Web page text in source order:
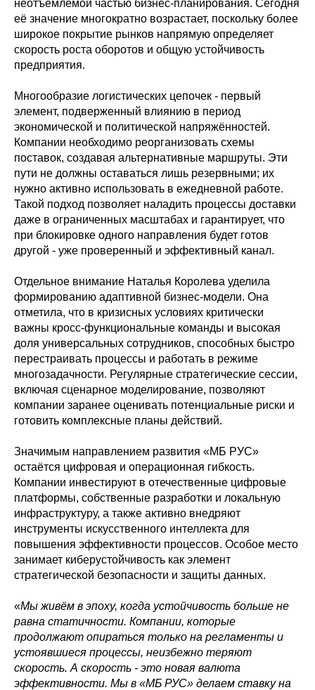
неотъемлемой частью бизнес-планирования. Сегодня
её значение многократно возрастает, поскольку более
широкое покрытие рынков напрямую определяет
скорость роста оборотов и общую устойчивость
предприятия.
Многообразие логистических цепочек - первый
элемент, подверженный влиянию в период
экономической и политической напряжённостей.
Компании необходимо реорганизовать схемы
поставок, создавая альтернативные маршруты. Эти
пути не должны оставаться лишь резервными; их
нужно активно использовать в ежедневной работе.
Такой подход позволяет наладить процессы доставки
даже в ограниченных масштабах и гарантирует, что
при блокировке одного направления будет готов
другой - уже проверенный и эффективный канал.
Отдельное внимание Наталья Королева уделила
формированию адаптивной бизнес-модели. Она
отметила, что в кризисных условиях критически
важны кросс-функциональные команды и высокая
доля универсальных сотрудников, способных быстро
перестраивать процессы и работать в режиме
многозадачности. Регулярные стратегические сессии,
включая сценарное моделирование, позволяют
компании заранее оценивать потенциальные риски и
готовить комплексные планы действий.
Значимым направлением развития «МБ РУС»
остаётся цифровая и операционная гибкость.
Компании инвестируют в отечественные цифровые
платформы, собственные разработки и локальную
инфраструктуру, а также активно внедряют
инструменты искусственного интеллекта для
повышения эффективности процессов. Особое место
занимает киберустойчивость как элемент
стратегической безопасности и защиты данных.
«Мы живём в эпоху, когда устойчивость больше не
равна статичности. Компании, которые
продолжают опираться только на регламенты и
устоявшиеся процессы, неизбежно теряют
скорость. А скорость - это новая валюта
эффективности. Мы в «МБ РУС» делаем ставку на